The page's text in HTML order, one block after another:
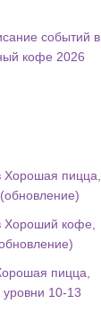
событий в
кофе 2026
Хорошая пицца,
Хороший кофе,
пицца,
10-13